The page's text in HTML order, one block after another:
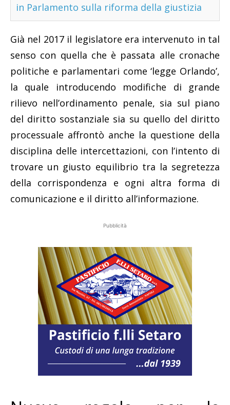
in Parlamento sulla riforma della giustizia
Già nel 2017 il legislatore era intervenuto in tal
senso con quella che è passata alle cronache
politiche e parlamentari come ‘legge Orlando’,
la quale introducendo modifiche di grande
rilievo nell’ordinamento penale, sia sul piano
del diritto sostanziale sia su quello del diritto
processuale affrontò anche la questione della
disciplina delle intercettazioni, con l’intento di
trovare un giusto equilibrio tra la segretezza
della corrispondenza e ogni altra forma di
comunicazione e il diritto all’informazione.
Pubblicità